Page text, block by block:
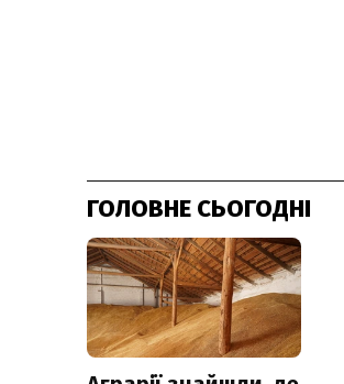
ГОЛОВНЕ СЬОГОДНІ